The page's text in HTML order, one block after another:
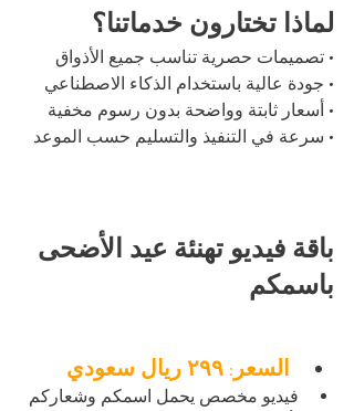
لماذا تختارون خدماتنا؟
• تصميمات حصرية تناسب جميع الأذواق
• جودة عالية باستخدام الذكاء الاصطناعي
• أسعار ثابتة وواضحة بدون رسوم مخفية
• سرعة في التنفيذ والتسليم حسب الموعد
باقة فيديو تهنئة عيد الأضحى
باسمكم
السعر: ٢٩٩ ريال سعودي
فيديو مخصص يحمل اسمكم وشعاركم